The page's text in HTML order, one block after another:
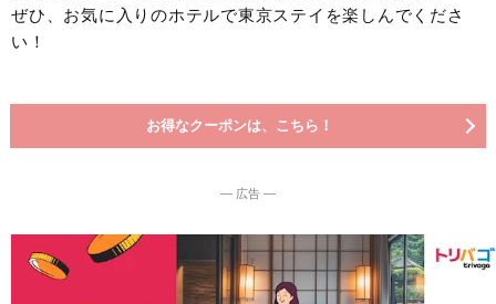
ぜひ、お気に入りのホテルで東京ステイを楽しんでくださ
い！
お得なクーポンは、こちら！
― 広告 ―